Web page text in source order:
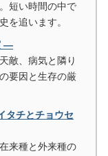
短い時間の中で
を追います。
―
敵、病気と隣り
要因と生存の厳
タチとチョウセ
来種と外来種の